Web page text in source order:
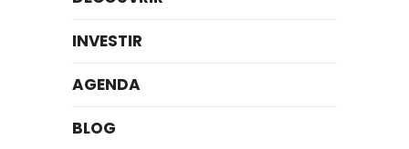
INVESTIR
AGENDA
BLOG